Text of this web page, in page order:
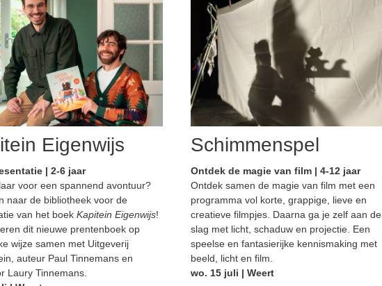
Eigenwijs
| 2-6 jaar
voor een spannend avontuur?
naar de bibliotheek voor de
van het boek Kapitein Eigenwijs!
dit nieuwe prentenboek op
wijze samen met Uitgeverij
auteur Paul Tinnemans en
Laury Tinnemans.
Schimmenspel
Ontdek de magie van film | 4-12 jaar
Ontdek samen de magie van film met een
programma vol korte, grappige, lieve en
creatieve filmpjes. Daarna ga je zelf aan de
slag met licht, schaduw en projectie. Een
speelse en fantasierijke kennismaking met
beeld, licht en film.
wo. 15 juli | Weert